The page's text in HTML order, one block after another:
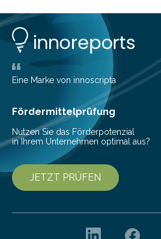
Arbeitsgruppen von
der Suche nach neuen Antibiotika.
forschen auch die Mitarbeitenden
Bioressourcen für die
Gesundheitsforschung unter der
Yvonne Mast am Leibniz-Institut
Sammlung von Mikroorganismen…
Eine Marke von innoscripta
Fördermittelprüfung
Nutzen Sie das Förderpotenzial
in Ihrem Unternehmen optimal aus?
JETZT PRÜFEN